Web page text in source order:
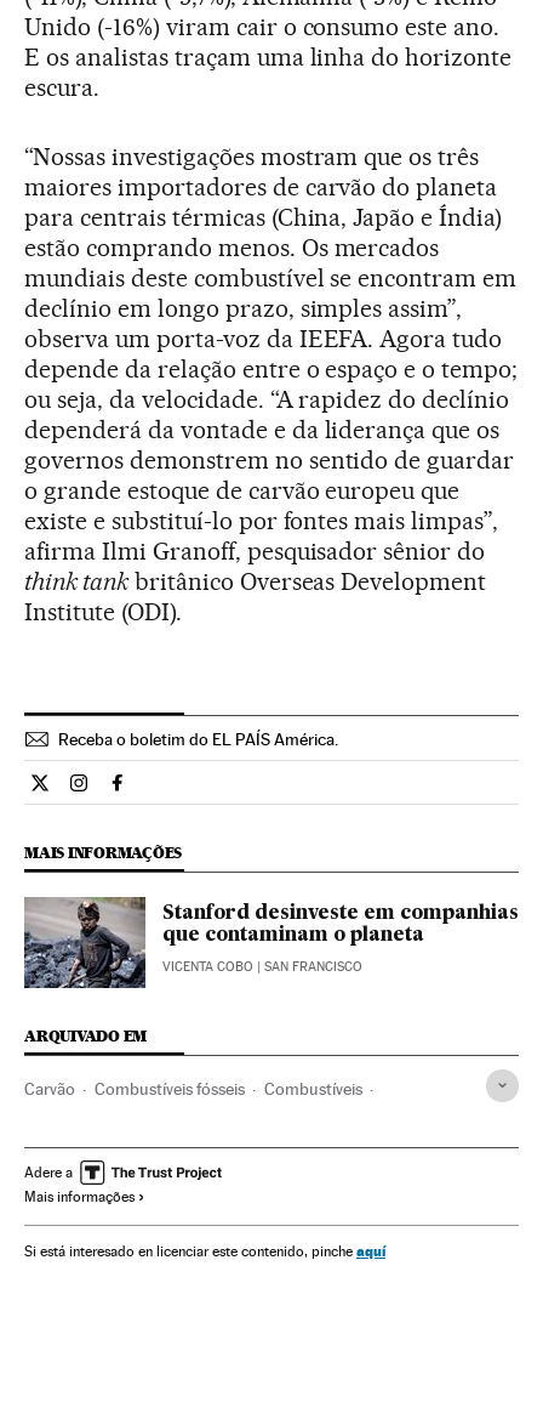
Unido (-16%) viram cair o consumo este ano.
E os analistas traçam uma linha do horizonte
escura.
“Nossas investigações mostram que os três
maiores importadores de carvão do planeta
para centrais térmicas (China, Japão e Índia)
estão comprando menos. Os mercados
mundiais deste combustível se encontram em
declínio em longo prazo, simples assim”,
observa um porta-voz da IEEFA. Agora tudo
depende da relação entre o espaço e o tempo;
ou seja, da velocidade. “A rapidez do declínio
dependerá da vontade e da liderança que os
governos demonstrem no sentido de guardar
o grande estoque de carvão europeu que
existe e substituí-lo por fontes mais limpas”,
afirma Ilmi Granoff, pesquisador sênior do
think tankbritânico Overseas Development
Institute (ODI).
Receba o boletim do EL PAÍS América.
Economia El País Brasil en Twitter
Economia El País Brasil en Instagram
Economia El País Brasil en Facebook
MAIS INFORMAÇÕES
Stanford desinveste em companhias
que contaminam o planeta
VICENTA COBO | SAN FRANCISCO
ARQUIVADO EM
Carvão Combustíveis fósseis Combustíveis
Adere a
Mais informações
Si está interesado en licenciar este contenido, pinche aquí